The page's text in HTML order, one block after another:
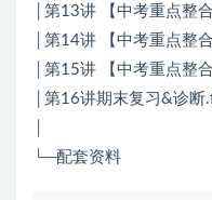
│第13讲 【中考重点整
│第14讲 【中考重点整
│第15讲 【中考重点整
│第16讲期末复习&诊断
└─配套资料